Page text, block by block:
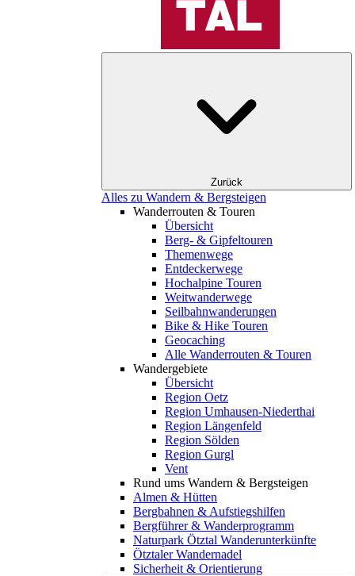
Zurück
Alles zu Wandern & Bergsteigen
Wanderrouten & Touren
Übersicht
Berg- & Gipfeltouren
Themenwege
Entdeckerwege
Hochalpine Touren
Weitwanderwege
Seilbahnwanderungen
Bike & Hike Touren
Geocaching
Alle Wanderrouten & Touren
Wandergebiete
Übersicht
Region Oetz
Region Umhausen-Niederthai
Region Längenfeld
Region Sölden
Region Gurgl
Vent
Rund ums Wandern & Bergsteigen
Almen & Hütten
Bergbahnen & Aufstiegshilfen
Bergführer & Wanderprogramm
Naturpark Ötztal Wanderunterkünfte
Ötztaler Wandernadel
Sicherheit & Orientierung